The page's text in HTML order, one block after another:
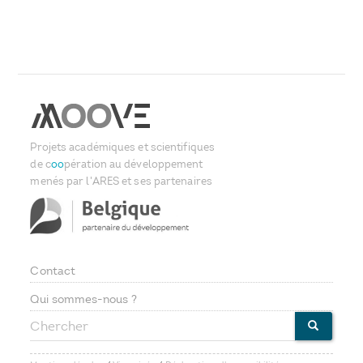
Projets académiques et scientifiques
de coopération au développement
menés par l'ARES et ses partenaires
Footer
menu
Contact
Qui sommes-nous ?
Chercher